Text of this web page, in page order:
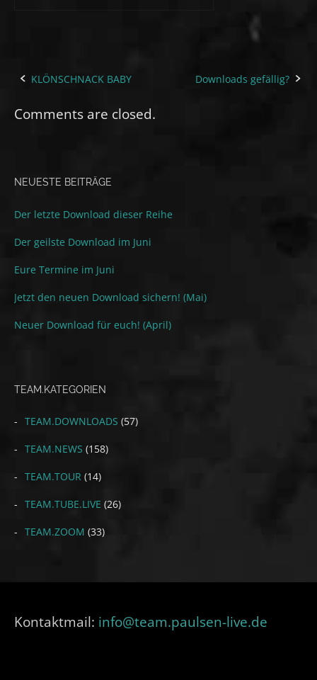
Post
navigation
KLÖNSCHNACK BABY Downloads gefällig?
Comments are closed.
NEUESTE BEITRÄGE
Der letzte Download dieser Reihe
Der geilste Download im Juni
Eure Termine im Juni
Jetzt den neuen Download sichern! (Mai)
Neuer Download für euch! (April)
TEAM.KATEGORIEN
TEAM.DOWNLOADS (57)
TEAM.NEWS (158)
TEAM.TOUR (14)
TEAM.TUBE.LIVE (26)
TEAM.ZOOM (33)
Kontaktmail: info@team.paulsen-live.de